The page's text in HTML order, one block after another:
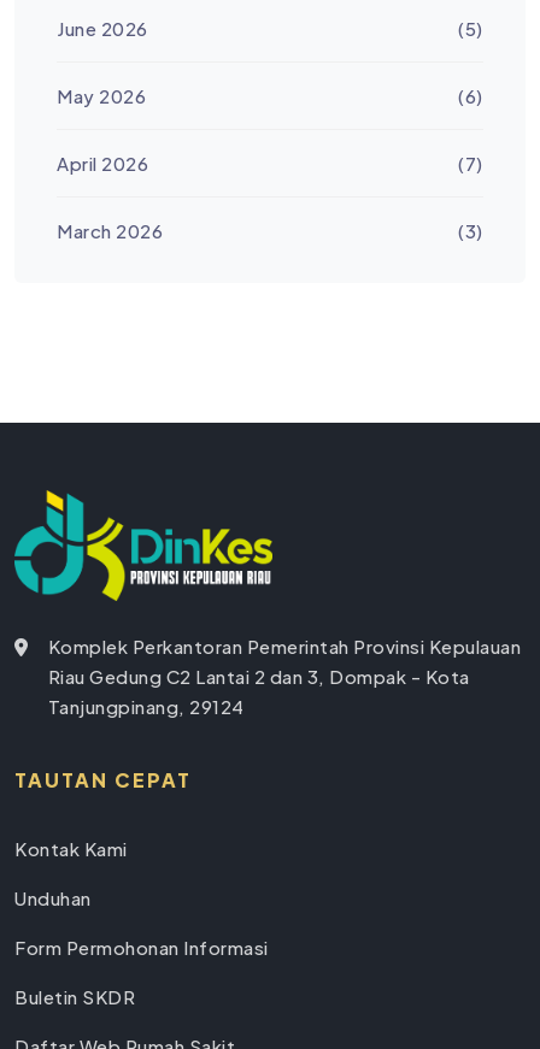
June 2026 (5)
May 2026 (6)
April 2026 (7)
March 2026 (3)
Komplek Perkantoran Pemerintah Provinsi Kepulauan
Riau Gedung C2 Lantai 2 dan 3, Dompak - Kota
Tanjungpinang, 29124
TAUTAN CEPAT
Kontak Kami
Unduhan
Form Permohonan Informasi
Buletin SKDR